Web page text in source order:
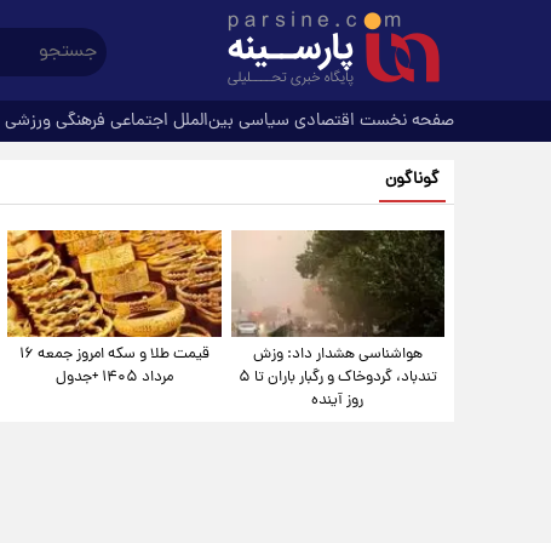
صفحه نخست اقتصادی سیاسی بین‌الملل اجتماعی فرهنگیورزشی
گوناگون
هواشناسی هشدار داد: وزش
تندباد، گردوخاک و رگبار باران تا ۵
روز آینده
قیمت طلا و سکه امروز جمعه ۱۶
مرداد ۱۴۰۵ +جدول